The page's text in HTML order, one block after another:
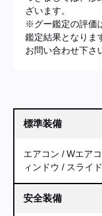
ざいます。
※グー鑑定の評価
鑑定結果となりま
お問い合わせ下さ
標準装備
エアコン Wエア
ィンドウ
スライ
安全装備